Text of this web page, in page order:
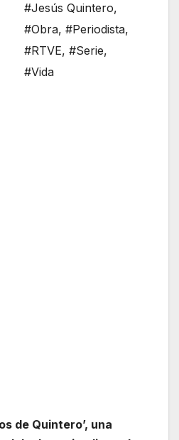
#Jesús Quintero,
#Obra, #Periodista,
#RTVE, #Serie,
#Vida
de Quintero’, una